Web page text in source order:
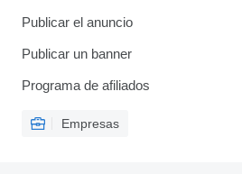
Publicar el anuncio
Publicar un banner
Programa de afiliados
Empresas